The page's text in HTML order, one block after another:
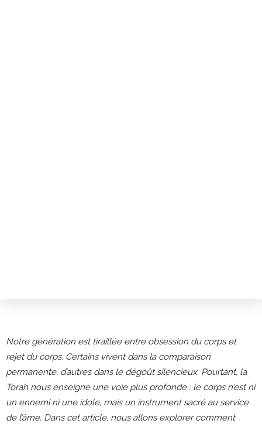
Notre génération est tiraillée entre obsession du corps et
rejet du corps. Certains vivent dans la comparaison
permanente, d’autres dans le dégoût silencieux. Pourtant, la
Torah nous enseigne une voie plus profonde : le corps n’est ni
un ennemi ni une idole, mais un instrument sacré au service
de l’âme. Dans cet article, nous allons explorer comment